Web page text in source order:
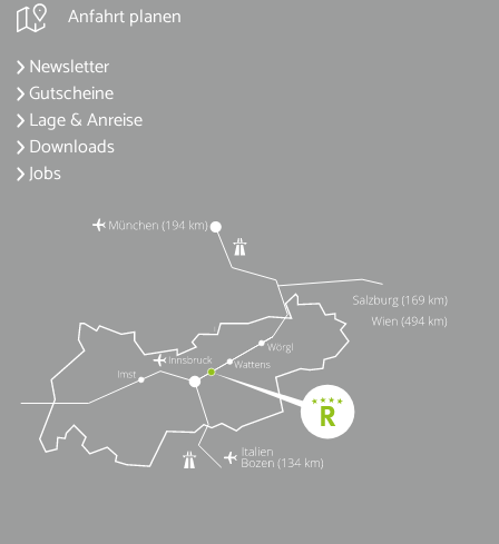
Anfahrt planen
Newsletter
Gutscheine
Lage & Anreise
Downloads
Jobs